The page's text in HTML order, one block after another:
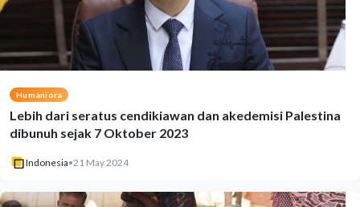
Humaniora
Lebih dari seratus cendikiawan dan akedemisi Palestina
dibunuh sejak 7 Oktober 2023
Indonesia•21 May 2024